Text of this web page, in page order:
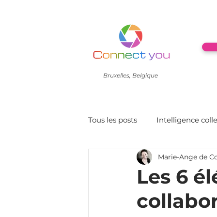
Bruxelles, Belgique
Tous les posts Intelligence
Leadership
Les 6
Marie-Ange de